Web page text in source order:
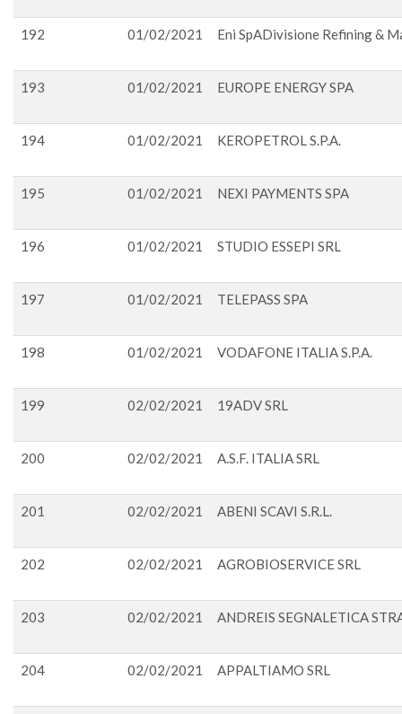
192 01/02/2021 Eni SpADivisione Refining &
193 01/02/2021 EUROPE ENERGY SPA
194 01/02/2021 KEROPETROL S.P.A.
195 01/02/2021 NEXI PAYMENTS SPA
196 01/02/2021 STUDIO ESSEPI SRL
197 01/02/2021 TELEPASS SPA
198 01/02/2021 VODAFONE ITALIA S.P.A.
199 02/02/2021 19ADV SRL
200 02/02/2021 A.S.F. ITALIA SRL
201 02/02/2021 ABENI SCAVI S.R.L.
202 02/02/2021 AGROBIOSERVICE SRL
203 02/02/2021 ANDREIS SEGNALETICA
204 02/02/2021 APPALTIAMO SRL